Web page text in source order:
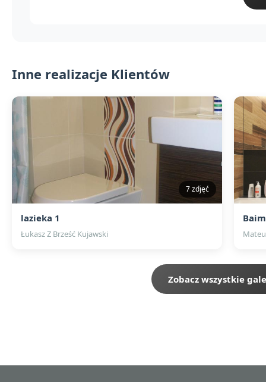
Inne realizacje Klientów
7 zdjęć
lazieka 1
Łukasz Z Brześć Kujawski
Zobacz wszystkie